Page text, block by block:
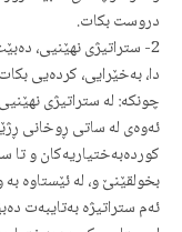
دروست بكات.
2- ستراتیژی نهێنیی،
دا، به‌خێرایی،‌ كرده‌‌یی
چونكه‌: له‌ ستراتیژی
ئه‌وه‌ی له‌ ساتی ڕوخانی
كورده‌به‌ختیاریه‌كان و
بخولقێنێ و، له‌ ئێستاوه‌
ئه‌م ستراتیژه‌ به‌تایبه‌ت